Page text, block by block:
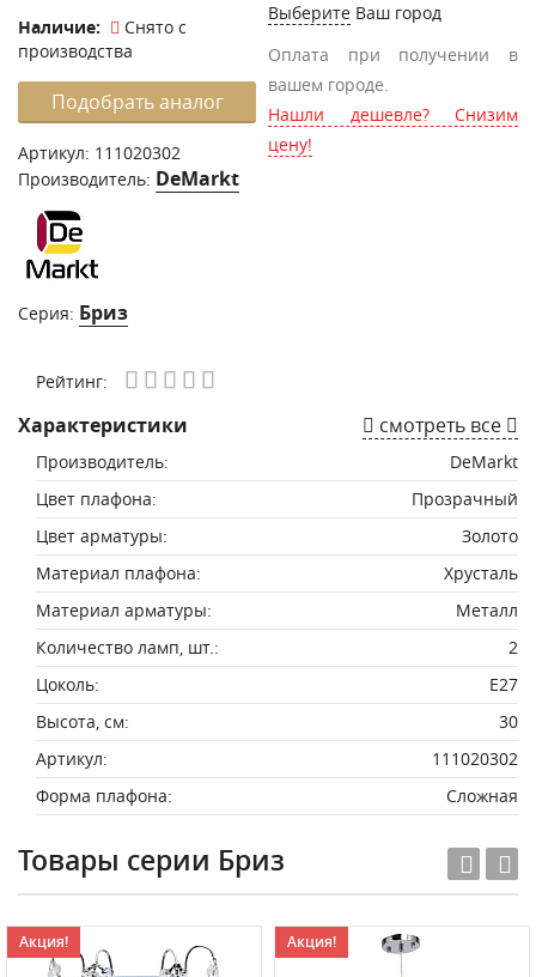
Наличие:
Снято с
производства
Подобрать аналог
Артикул: 111020302
Производитель: DeMarkt
Серия: Бриз
Выберите Ваш город
Оплата при получении в
вашем городе.
Нашли дешевле? Снизим
цену!
Рейтинг:
Характеристики смотреть все
Производитель:
DeMarkt
Цвет плафона:
Прозрачный
Цвет арматуры:
Золото
Материал плафона:
Хрусталь
Материал арматуры:
Металл
Количество ламп, шт.:
2
Цоколь:
E27
Высота, см:
30
Артикул:
111020302
Форма плафона:
Сложная
Товары серии Бриз
Акция! Акция!